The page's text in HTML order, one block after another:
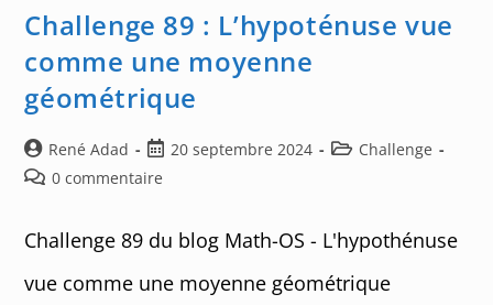
De
Module
Challenge 89 : L’hypoténuse vue
comme une moyenne
géométrique
Auteur/autrice
de
René Adad
Post
published:
20 septembre 2024
PostChallenge
Post0 commentaire
Challenge 89 du blog Math-OS - L'hypothénuse
vue comme une moyenne géométrique